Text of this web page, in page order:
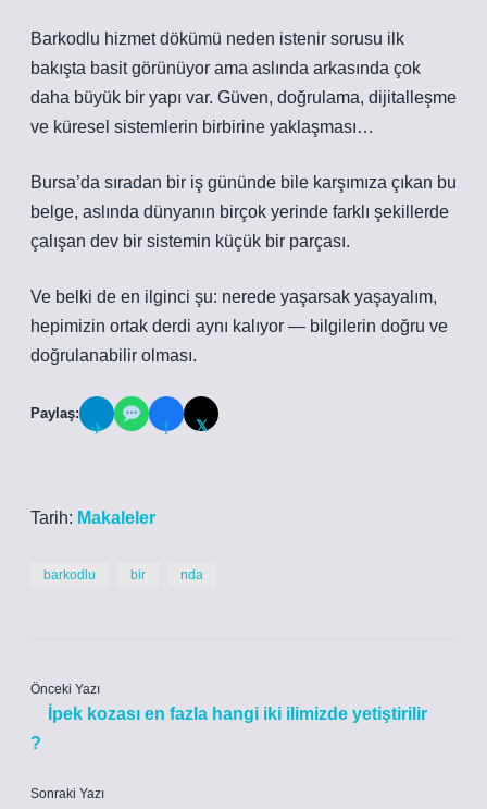
Barkodlu hizmet dökümü neden istenir sorusu ilk
bakışta basit görünüyor ama aslında arkasında çok
daha büyük bir yapı var. Güven, doğrulama, dijitalleşme
ve küresel sistemlerin birbirine yaklaşması…
Bursa’da sıradan bir iş gününde bile karşımıza çıkan bu
belge, aslında dünyanın birçok yerinde farklı şekillerde
çalışan dev bir sistemin küçük bir parçası.
Ve belki de en ilginci şu: nerede yaşarsak yaşayalım,
hepimizin ortak derdi aynı kalıyor — bilgilerin doğru ve
doğrulanabilir olması.
Paylaş:
✈ f 𝕏
Tarih: Makaleler
barkodlu bir nda
Önceki Yazı
İpek kozası en fazla hangi iki ilimizde yetiştirilir
?
Sonraki Yazı